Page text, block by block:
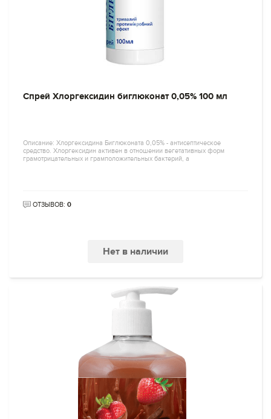
Спрей Хлоргексидин биглюконат 0,05% 100 мл
Описание: Хлоргексидина Биглюконата 0,05% - антисептическое
средство. Хлоргексидин активен в отношении вегетативных форм
грамотрицательных и грамположительных бактерий, а
ОТЗЫВОВ: 0
Нет в наличии